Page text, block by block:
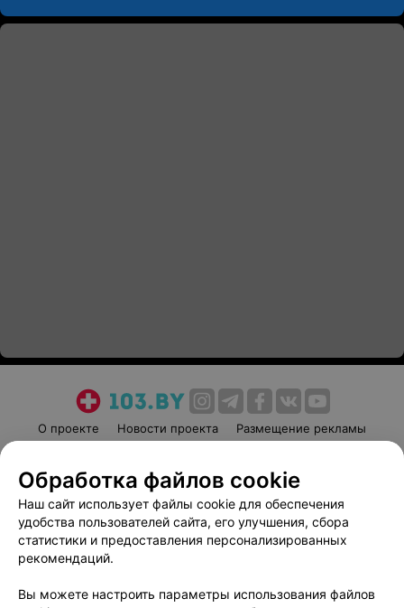
О проекте Новости проекта
Размещение рекламы
Пользовательское соглашение
Способы оплаты
Вакансии
Партнеры
Написать руководителю 103.by
Обработка файлов cookie
Наш сайт использует файлы cookie для обеспечения
удобства пользователей сайта, его улучшения, сбора
статистики и предоставления персонализированных
рекомендаций.
Вы можете настроить параметры использования файлов